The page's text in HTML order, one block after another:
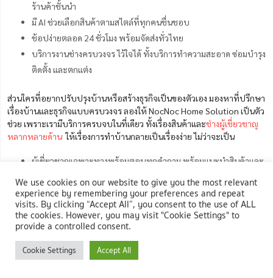
ร้านค้าชั้นนำ
มี AI ช่วยเลือกสินค้าตามสไตล์ที่ทุกคนชื่นชอบ
ช้อปง่ายตลอด 24 ชั่วโมง พร้อมจัดส่งทั่วไทย
บริการงานช่างครบวงจร ไว้ใจได้ ทั้งบริการทำความสะอาด ซ่อมบำรุง
ติดตั้ง และตกแต่ง
ส่วนใครที่อยากปรับปรุงบ้านหรือสร้างธุรกิจเป็นของตัวเอง มองหาที่ปรึกษา
เรื่องบ้านและธุรกิจแบบครบวงจร ลองให้ NocNoc Home Solution เป็นตัว
ช่วย เพราะเรามีบริการครบจบในที่เดียว ทั้งเรื่องสินค้าและช่างผู้เชี่ยวชาญ
หลากหลายด้านให้เรื่องการทำบ้านกลายเป็นเรื่องง่าย ไม่ว่าจะเป็น
ผู้เชี่ยวชาญเฉพาะทางพร้อมตอบทุกคำถาม พร้อมแนะนำสินค้าและ
ผู้ช่วยเลือกเฟอร์นิเจอร์และของแต่บ้านที่ตรงใจ สำหรับทุกไลฟ์สไตล์
ตามหาแบบที่ใช่ด้วยบริการออกแบบ 3D โดย NocNoc Designer
ศูนย์รวมช่างที่มีประสบการณ์ ควบคุมคุณภาพโดย NocNoc
รับประกันงานนานสูงสุด 12 เดือน*
We use cookies on our website to give you the most relevant
experience by remembering your preferences and repeat
visits. By clicking “Accept All”, you consent to the use of ALL
the cookies. However, you may visit "Cookie Settings" to
provide a controlled consent.
Cookie Settings Accept All